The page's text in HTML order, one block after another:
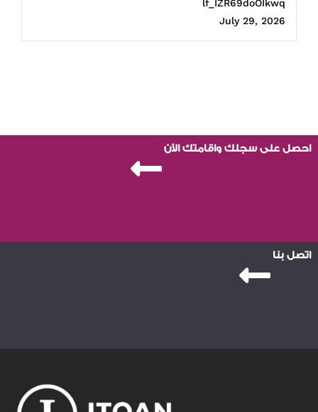
lf_IZR69doOIkwq
July 29, 2026
احصل على سجلك واقامتك الآن
اتصل بنا